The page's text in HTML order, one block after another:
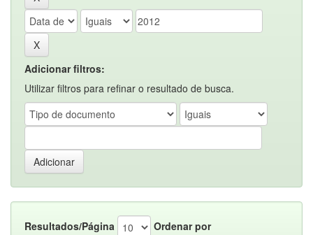
Adicionar filtros:
Utilizar filtros para refinar o resultado de busca.
Resultados/Página
Ordenar por